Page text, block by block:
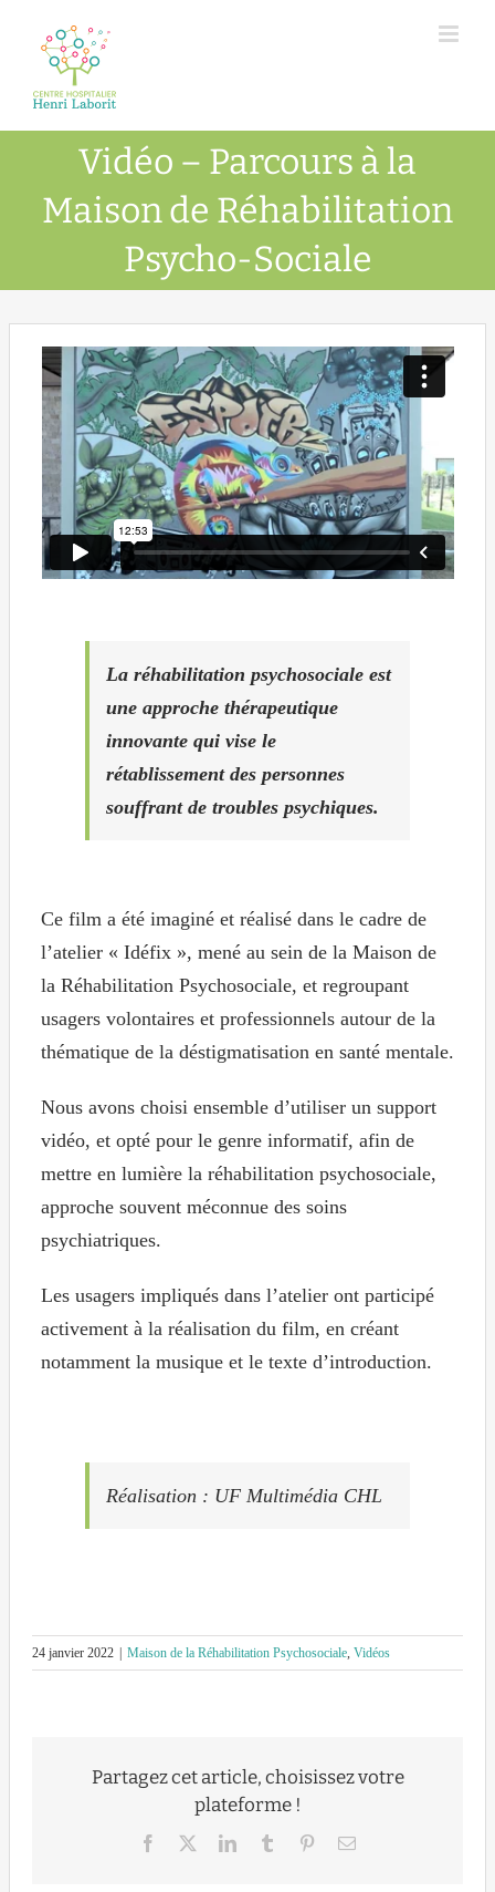
Vidéo – Parcours à la
Maison de Réhabilitation
Psycho-Sociale
La réhabilitation psychosociale est
une approche thérapeutique
innovante qui vise le
rétablissement des personnes
souffrant de troubles psychiques.
Ce film a été imaginé et réalisé dans le cadre de
l’atelier « Idéfix », mené au sein de la Maison de
la Réhabilitation Psychosociale, et regroupant
usagers volontaires et professionnels autour de la
thématique de la déstigmatisation en santé mentale.
Nous avons choisi ensemble d’utiliser un support
vidéo, et opté pour le genre informatif, afin de
mettre en lumière la réhabilitation psychosociale,
approche souvent méconnue des soins
psychiatriques.
Les usagers impliqués dans l’atelier ont participé
activement à la réalisation du film, en créant
notamment la musique et le texte d’introduction.
Réalisation : UF Multimédia CHL
24 janvier 2022 Maison de la Réhabilitation Psychosociale, Vidéos
Partagez cet article, choisissez votre
plateforme !
Facebook LinkedInTumblr PinterestEmail